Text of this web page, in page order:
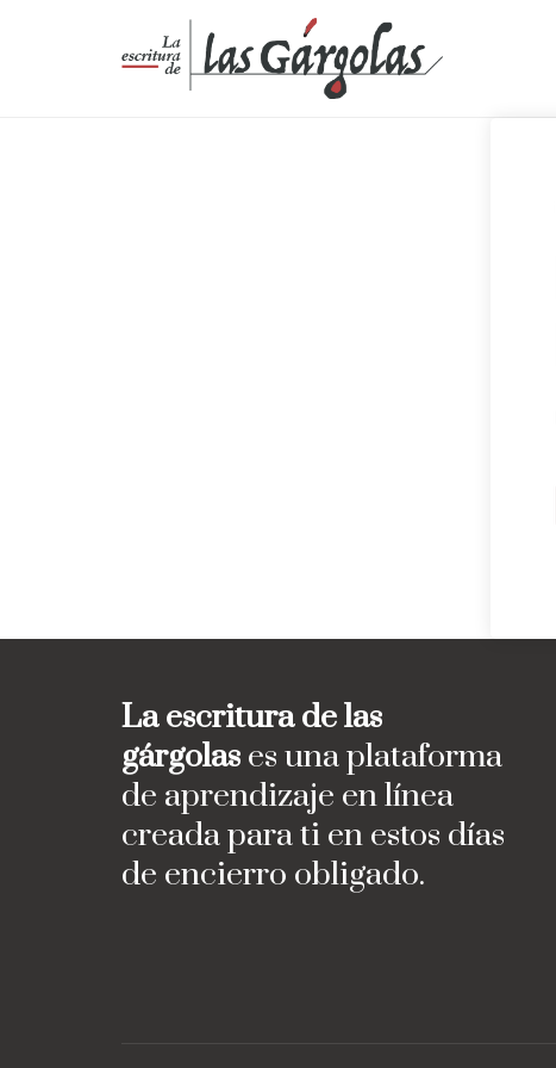
La escritura de las
gárgolas es una plataforma
de aprendizaje en línea
creada para ti en estos días
de encierro obligado.